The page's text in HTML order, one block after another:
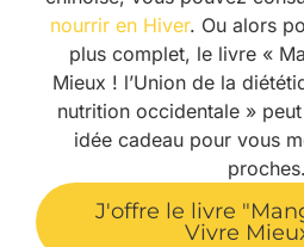
nourrir en Hiver. Ou alors
plus complet, le livre «
Mieux ! l’Union de la
nutrition occidentale »
idée cadeau pour vous
proches.
J'offre le livre
Vivre